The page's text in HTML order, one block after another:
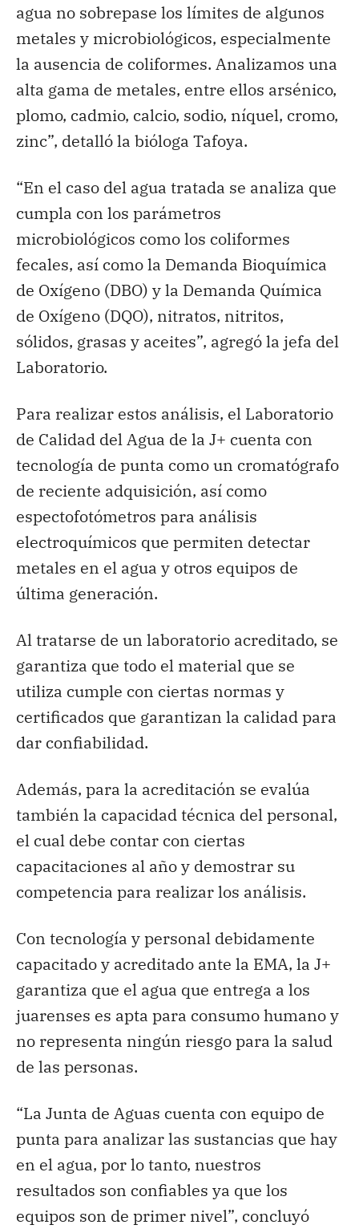
agua no sobrepase los límites de algunos
metales y microbiológicos, especialmente
la ausencia de coliformes. Analizamos una
alta gama de metales, entre ellos arsénico,
plomo, cadmio, calcio, sodio, níquel, cromo,
zinc”, detalló la bióloga Tafoya.
“En el caso del agua tratada se analiza que
cumpla con los parámetros
microbiológicos como los coliformes
fecales, así como la Demanda Bioquímica
de Oxígeno (DBO) y la Demanda Química
de Oxígeno (DQO), nitratos, nitritos,
sólidos, grasas y aceites”, agregó la jefa del
Laboratorio.
Para realizar estos análisis, el Laboratorio
de Calidad del Agua de la J+ cuenta con
tecnología de punta como un cromatógrafo
de reciente adquisición, así como
espectofotómetros para análisis
electroquímicos que permiten detectar
metales en el agua y otros equipos de
última generación.
Al tratarse de un laboratorio acreditado, se
garantiza que todo el material que se
utiliza cumple con ciertas normas y
certificados que garantizan la calidad para
dar confiabilidad.
Además, para la acreditación se evalúa
también la capacidad técnica del personal,
el cual debe contar con ciertas
capacitaciones al año y demostrar su
competencia para realizar los análisis.
Con tecnología y personal debidamente
capacitado y acreditado ante la EMA, la J+
garantiza que el agua que entrega a los
juarenses es apta para consumo humano y
no representa ningún riesgo para la salud
de las personas.
“La Junta de Aguas cuenta con equipo de
punta para analizar las sustancias que hay
en el agua, por lo tanto, nuestros
resultados son confiables ya que los
equipos son de primer nivel”, concluyó